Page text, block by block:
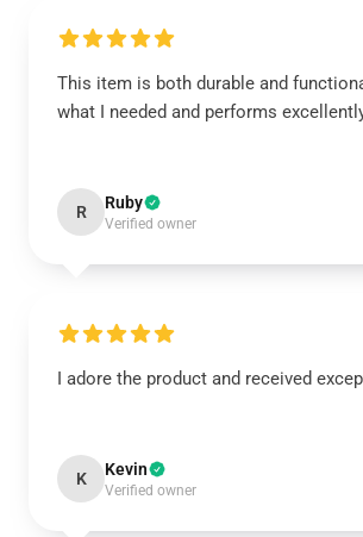
This item is both durable and
what I needed and performs
R Ruby
Verified owner
I adore the product and received
K Kevin
Verified owner